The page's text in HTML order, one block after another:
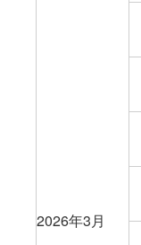
2026年3月